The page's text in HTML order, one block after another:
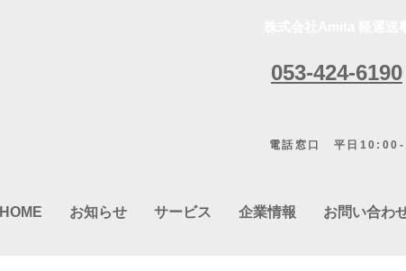
053-424-6190
電話窓口 平日
HOME お知らせ サービス 企業情報 お問い合わ